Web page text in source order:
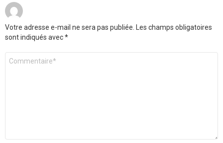
Votre adresse e-mail ne sera pas publiée.
Les champs obligatoires
sont indiqués avec*
Commentaire